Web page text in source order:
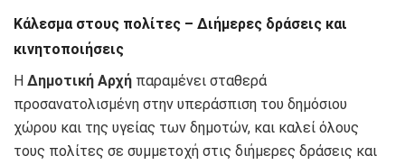
Κάλεσμα στους πολίτες – Διήμερες δράσεις και
κινητοποιήσεις
Η Δημοτική Αρχή παραμένει σταθερά
προσανατολισμένη στην υπεράσπιση του δημόσιου
χώρου και της υγείας των δημοτών, και καλεί όλους
τους πολίτες σε συμμετοχή στις διήμερες δράσεις και